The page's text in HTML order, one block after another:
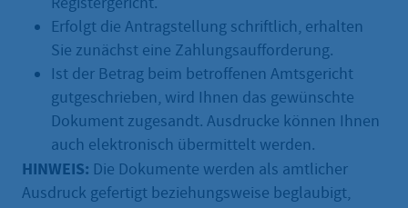
Erfolgt die Antragstellung schriftlich, erhalten
Sie zunächst eine Zahlungsaufforderung.
Ist der Betrag beim betroffenen Amtsgericht
gutgeschrieben, wird Ihnen das gewünschte
Dokument zugesandt. Ausdrucke können Ihnen
auch elektronisch übermittelt werden.
HINWEIS: Die Dokumente werden als amtlicher
Ausdruck gefertigt beziehungsweise beglaubigt,